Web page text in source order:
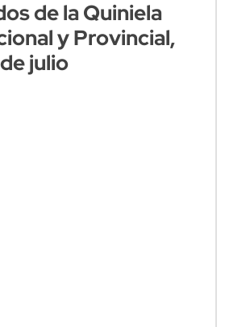
de la Quiniela
y Provincial,
julio